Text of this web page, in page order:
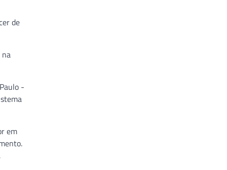
de
-
em